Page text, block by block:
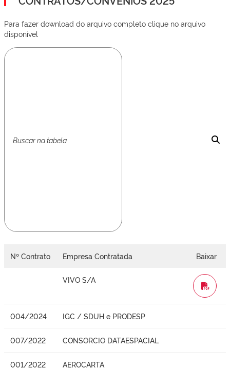
Para fazer download do arquivo completo clique no arquivo
disponível
Nº Contrato Empresa Contratada Baixar
VIVO S/A
WORD
004/2024 IGC / SDUH e PRODESP
007/2022 CONSORCIO DATAESPACIAL
001/2022 AEROCARTA